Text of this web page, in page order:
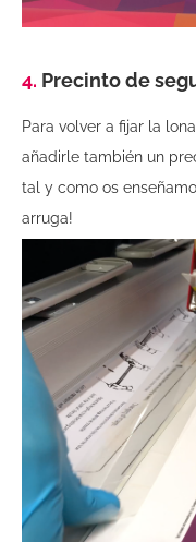
4. Precinto de
Para volver a fijar la
añadirle también un
tal y como os
arruga!